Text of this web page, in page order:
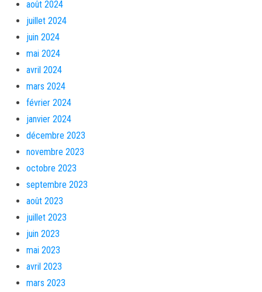
août 2024
juillet 2024
juin 2024
mai 2024
avril 2024
mars 2024
février 2024
janvier 2024
décembre 2023
novembre 2023
octobre 2023
septembre 2023
août 2023
juillet 2023
juin 2023
mai 2023
avril 2023
mars 2023